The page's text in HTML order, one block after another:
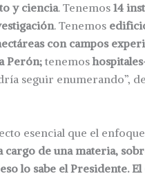
y ciencia. Tenemos 14
. Tenemos
con campos
Perón; tenemos
seguir enumerando”,
esencial que el
cargo de una materia,
lo sabe el Presidente.